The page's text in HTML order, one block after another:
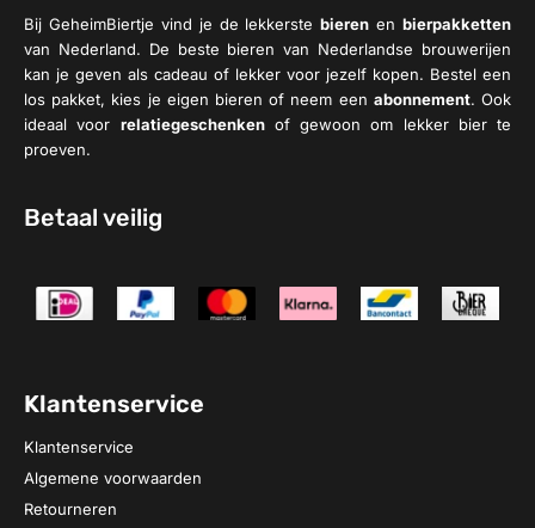
Bij GeheimBiertje vind je de lekkerstebieren en bierpakketten
van Nederland. De beste bieren van Nederlandse brouwerijen
kan je geven als cadeau of lekker voor jezelf kopen. Bestel een
los pakket, kies je eigen bieren of neem een abonnement. Ook
ideaal voor relatiegeschenkenof gewoon om lekker bier te
proeven.
Betaal veilig
Klantenservice
Klantenservice
Algemene voorwaarden
Retourneren